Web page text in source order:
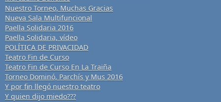
Nuestro Torneo, Muchas Gracias
Nueva Sala Multifuncional
Paella Solidaria 2016
Paella Solidaria, vídeo
POLÍTICA DE PRIVACIDAD
Teatro Fin de Curso
Teatro Fin de Curso En La Traiña
Torneo Dominó, Parchís y Mus 2016
Y por fin llegó nuestro teatro
Y quien dijo miedo???